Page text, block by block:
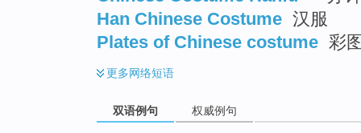
Han Chinese Costume 汉服
Plates of Chinese costume 彩
更多网络短语
双语例句 权威例句